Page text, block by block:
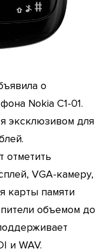
о
Nokia C1-01.
эксклюзивом для
отметить
VGA-камеру,
карты памяти
объемом до
и WAV.